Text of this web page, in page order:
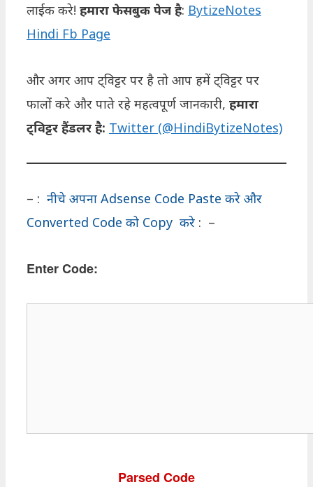
लाईक करे! हमारा फेसबुक पेज है: BytizeNotes
Hindi Fb Page
और अगर आप ट्विट्टर पर है तो आप हमें ट्विट्टर पर
फालों करे और पाते रहे महत्वपूर्ण जानकारी, हमारा
ट्विट्टर हैंडलर है: Twitter (@HindiBytizeNotes)
– : नीचे अपना Adsense Code Paste करे और
Converted Code को Copy करे : –
Enter Code:
Parsed Code